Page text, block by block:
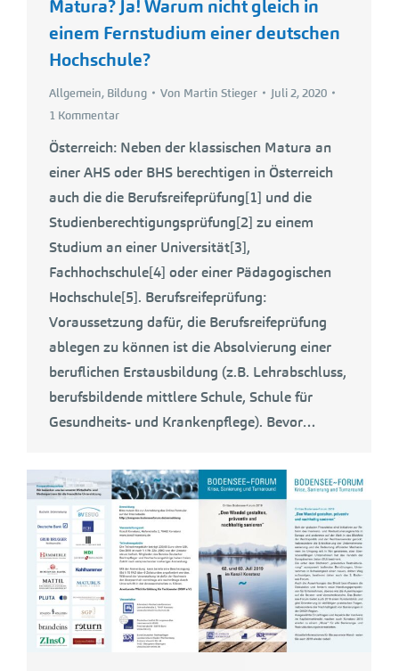
Matura? Ja! Warum nicht gleich in
einem Fernstudium einer deutschen
Hochschule?
Allgemein, Bildung Von Martin Stieger
Juli 2, 2020
1 Kommentar
Österreich: Neben der klassischen Matura an
einer AHS oder BHS berechtigen in Österreich
auch die die Berufsreifeprüfung[1] und die
Studienberechtigungsprüfung[2] zu einem
Studium an einer Universität[3],
Fachhochschule[4] oder einer Pädagogischen
Hochschule[5]. Berufsreifeprüfung:
Voraussetzung dafür, die Berufsreifeprüfung
ablegen zu können ist die Absolvierung einer
beruflichen Erstausbildung (z.B. Lehrabschluss,
berufsbildende mittlere Schule, Schule für
Gesundheits- und Krankenpflege). Bevor…